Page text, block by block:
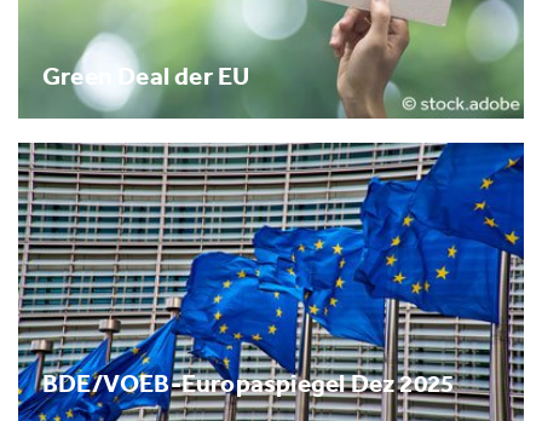
Green Deal der EU
BDE/VOEB-Europaspiegel Dez 2025